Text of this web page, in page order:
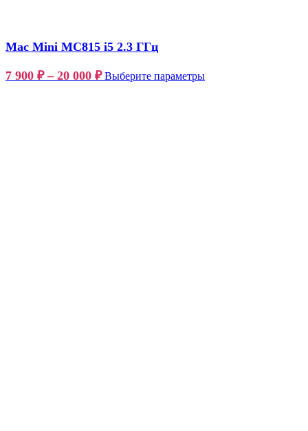
Mac Mini MC815 i5 2.3 ГГц
7 900 ₽– 20 000 ₽ Выберите параметры